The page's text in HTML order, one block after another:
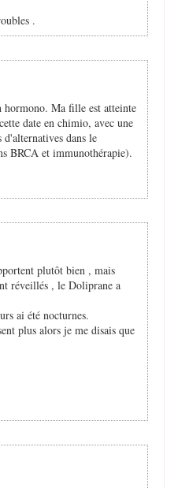
.
hormono. Ma fille est atteinte
date en chimio, avec une
d'alternatives dans le
BRCA et immunothérapie).
plutôt bien , mais
réveillés , le Doliprane a
ai été nocturnes.
plus alors je me disais que